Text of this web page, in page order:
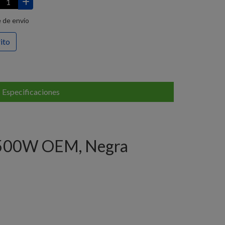
de envío
Especificaciones
OEM, Negra